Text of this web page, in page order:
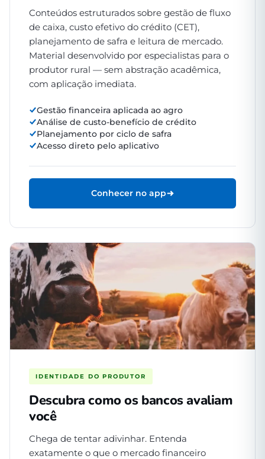
Conteúdos estruturados sobre gestão de fluxo
de caixa, custo efetivo do crédito (CET),
planejamento de safra e leitura de mercado.
Material desenvolvido por especialistas para o
produtor rural — sem abstração acadêmica,
com aplicação imediata.
Gestão financeira aplicada ao agro
Análise de custo-benefício de crédito
Planejamento por ciclo de safra
Acesso direto pelo aplicativo
Conhecer no app
IDENTIDADE DO PRODUTOR
Descubra como os bancos avaliam
você
Chega de tentar adivinhar. Entenda
exatamente o que o mercado financeiro